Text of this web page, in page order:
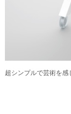
超シンプルで芸術を感